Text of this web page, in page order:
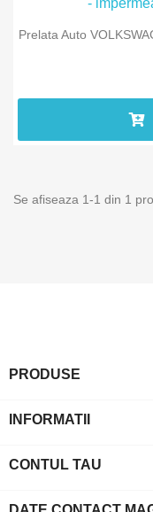
Prelata Auto
Se afiseaza 1-1 din 1
PRODUSE
INFORMATII
CONTUL TAU